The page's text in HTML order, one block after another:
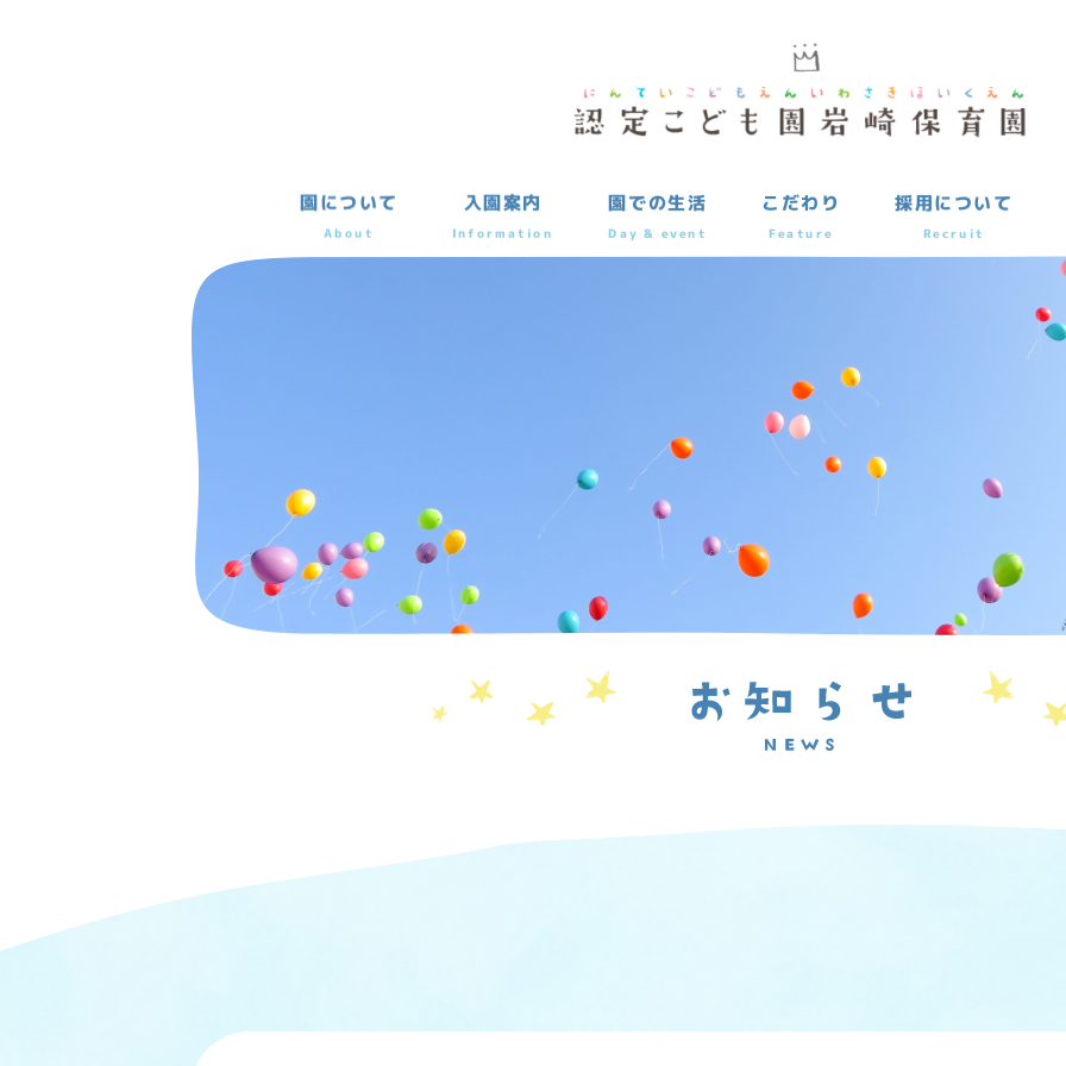
園について
About
入園案内
Information
園での生活
Day & event
こだわり
Feature
採用について
Recruit